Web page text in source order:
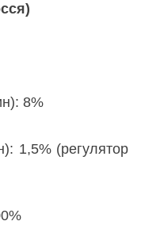
8%
1,5% (регулятор